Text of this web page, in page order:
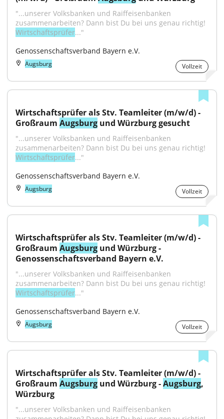
"...unserer Volksbanken und Raiffeisenbanken
Wirtschaftsprüfer..."
Genossenschaftsverband Bayern e.V.
Augsburg Vollzeit
Wirtschaftsprüfer als Stv. Teamleiter (m/w/d) -
Großraum Augsburg und Würzburg gesucht
"...unserer Volksbanken und Raiffeisenbanken
Wirtschaftsprüfer..."
Genossenschaftsverband Bayern e.V.
Augsburg Vollzeit
Wirtschaftsprüfer als Stv. Teamleiter (m/w/d) -
Großraum Augsburg und Würzburg -
Genossenschaftsverband Bayern e.V.
"...unserer Volksbanken und Raiffeisenbanken
Wirtschaftsprüfer..."
Genossenschaftsverband Bayern e.V.
Augsburg Vollzeit
Wirtschaftsprüfer als Stv. Teamleiter (m/w/d) -
Großraum Augsburg und Würzburg - Augsburg,
Würzburg
"...unserer Volksbanken und Raiffeisenbanken